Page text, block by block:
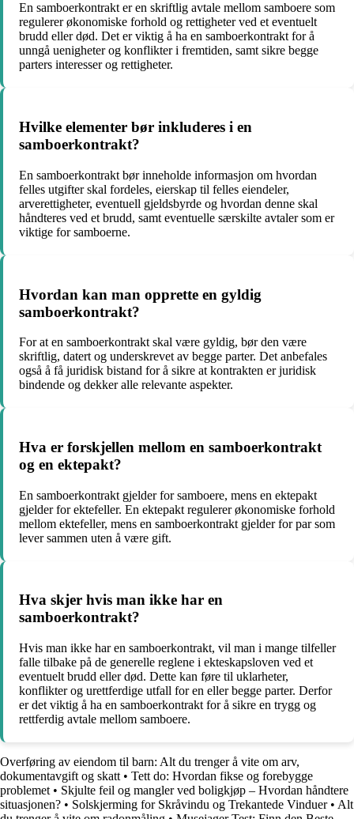
En samboerkontrakt er en skriftlig avtale mellom samboere som
regulerer økonomiske forhold og rettigheter ved et eventuelt
brudd eller død. Det er viktig å ha en samboerkontrakt for å
unngå uenigheter og konflikter i fremtiden, samt sikre begge
parters interesser og rettigheter.
Hvilke elementer bør inkluderes i en
samboerkontrakt?
En samboerkontrakt bør inneholde informasjon om hvordan
felles utgifter skal fordeles, eierskap til felles eiendeler,
arverettigheter, eventuell gjeldsbyrde og hvordan denne skal
håndteres ved et brudd, samt eventuelle særskilte avtaler som er
viktige for samboerne.
Hvordan kan man opprette en gyldig
samboerkontrakt?
For at en samboerkontrakt skal være gyldig, bør den være
skriftlig, datert og underskrevet av begge parter. Det anbefales
også å få juridisk bistand for å sikre at kontrakten er juridisk
bindende og dekker alle relevante aspekter.
Hva er forskjellen mellom en samboerkontrakt
og en ektepakt?
En samboerkontrakt gjelder for samboere, mens en ektepakt
gjelder for ektefeller. En ektepakt regulerer økonomiske forhold
mellom ektefeller, mens en samboerkontrakt gjelder for par som
lever sammen uten å være gift.
Hva skjer hvis man ikke har en
samboerkontrakt?
Hvis man ikke har en samboerkontrakt, vil man i mange tilfeller
falle tilbake på de generelle reglene i ekteskapsloven ved et
eventuelt brudd eller død. Dette kan føre til uklarheter,
konflikter og urettferdige utfall for en eller begge parter. Derfor
er det viktig å ha en samboerkontrakt for å sikre en trygg og
rettferdig avtale mellom samboere.
Overføring av eiendom til barn: Alt du trenger å vite om arv,
dokumentavgift og skatt • Tett do: Hvordan fikse og forebygge
problemet • Skjulte feil og mangler ved boligkjøp – Hvordan håndtere
situasjonen? • Solskjerming for Skråvindu og Trekantede Vinduer• Alt